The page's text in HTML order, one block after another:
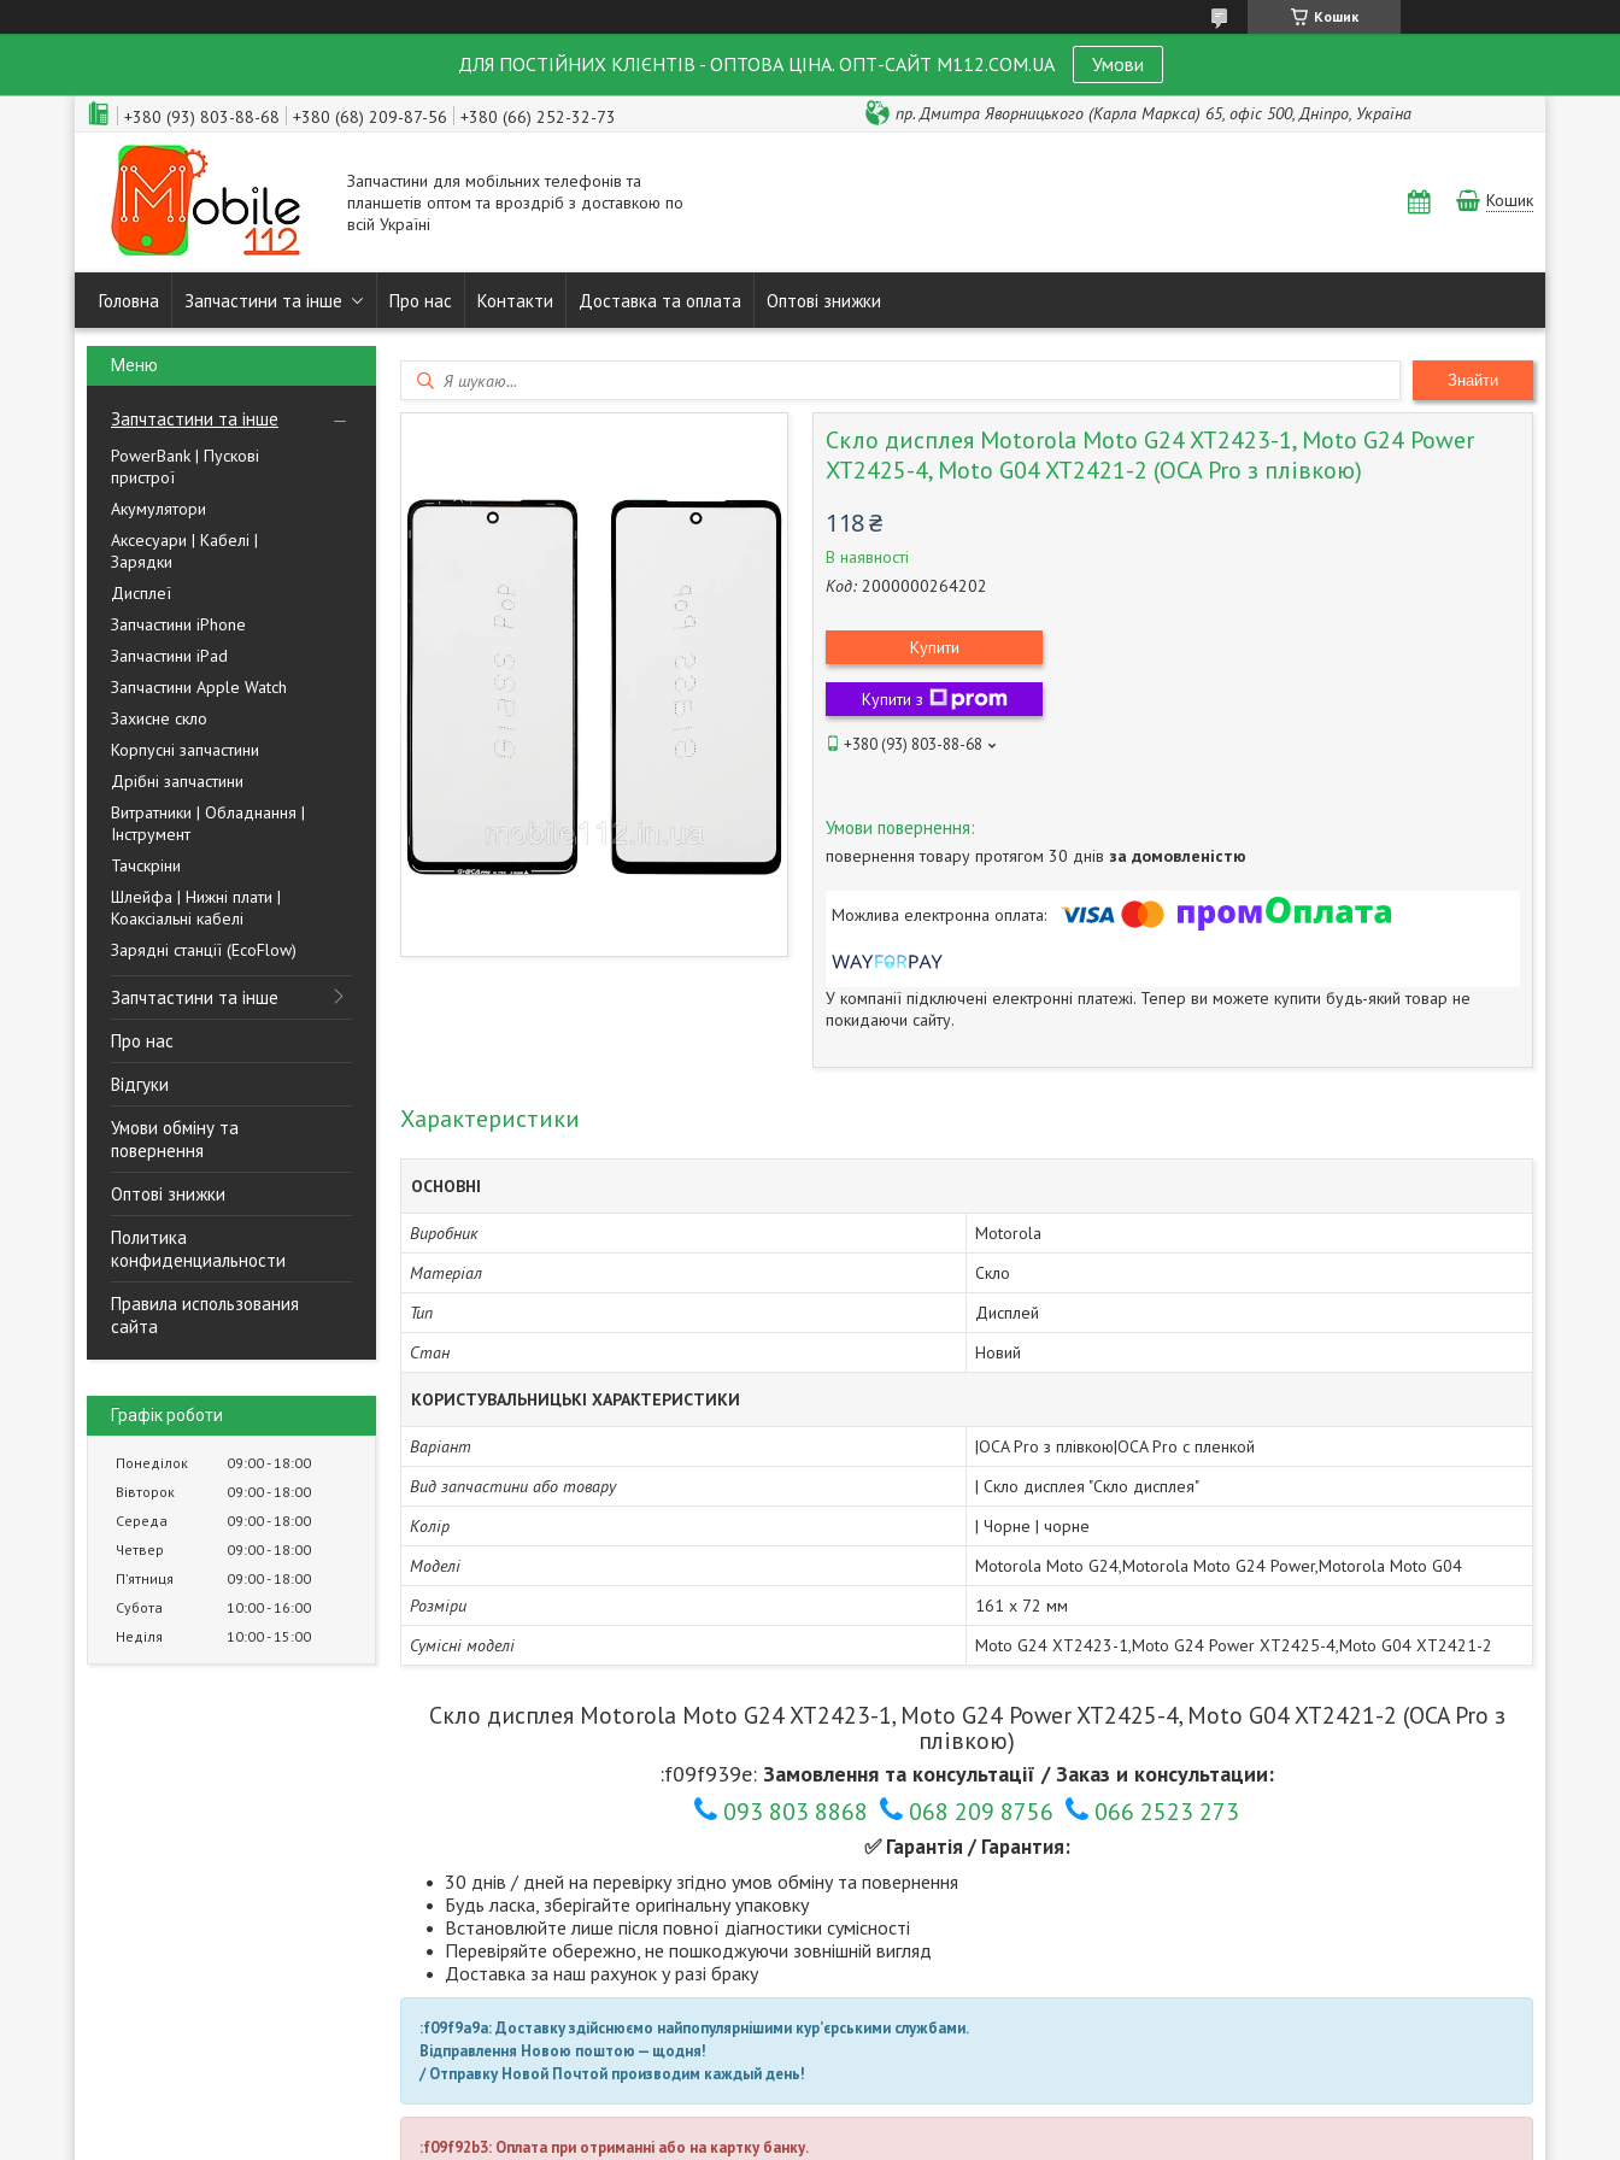
Кошик
ДЛЯ ПОСТІЙНИХ КЛІЄНТІВ - ОПТОВА ЦІНА. ОПТ-САЙТ M112.COM.UA Умови
+380 (93) 803-88-68 +380 (68) 209-87-56 +380 (66) 252-32-73 пр. Дмитра Яворницького (Карла Маркса) 65, офіс 500, Дніпро, Україна
Запчастини для мобільних телефонів та
планшетів оптом та вроздріб з доставкою по
всій Україні
Кошик
Головна Запчастини та інше Про нас Контакти Доставка та оплата Оптові знижки
Запчтастини та інше
PowerBank | Пускові
пристрої
Акумулятори
Аксесуари | Кабелі |
Зарядки
Дисплеї
Запчастини iPhone
Запчастини iPad
Запчастини Apple Watch
Захисне скло
Корпусні запчастини
Дрібні запчастини
Витратники | Обладнання |
Інструмент
Тачскріни
Шлейфа | Нижні плати |
Коаксіальні кабелі
Зарядні станції (EcoFlow)
Запчтастини та інше
Про нас
Відгуки
Умови обміну та
повернення
Оптові знижки
Политика
конфиденциальности
Правила использования
сайта
Графік роботи
Понеділок 09:00 18:00
Вівторок
09:00 18:00
Середа
09:00 18:00
Четвер
09:00 18:00
Пʼятниця
09:00 18:00
Субота
10:00 16:00
Неділя
10:00 15:00
Знайти
Скло дисплея Motorola Moto G24 XT2423-1, Moto G24 Power
XT2425-4, Moto G04 XT2421-2 (OCA Pro з плівкою)
118 ₴
В наявності
Код: 2000000264202
Купити
Купити з
+380 (93) 803-88-68
повернення товару протягом 30 днів за домовленістю
У компанії підключені електронні платежі. Тепер ви можете купити будь-який товар не
покидаючи сайту.
Характеристики
ОСНОВНІ
Виробник
Motorola
Матеріал
Скло
Тип
Дисплей
Стан
Новий
КОРИСТУВАЛЬНИЦЬКІ ХАРАКТЕРИСТИКИ
Варіант
|OCA Pro з плівкою|OCA Pro с пленкой
Вид запчастини або товару
| Скло дисплея "Скло дисплея"
Колір
| Чорне | чорне
Моделі
Motorola Moto G24,Motorola Moto G24 Power,Motorola Moto G04
Розміри
161 x 72 мм
Сумісні моделі
Moto G24 XT2423-1,Moto G24 Power XT2425-4,Moto G04 XT2421-2
Скло дисплея Motorola Moto G24 XT2423-1, Moto G24 Power XT2425-4, Moto G04 XT2421-2 (OCA Pro з
плівкою)
:f09f939e: Замовлення та консультації / Заказ и консультации:
093 803 8868 068 209 8756 066 2523 273
✅ Гарантія / Гарантия:
30 днів / дней на перевірку згідно умов обміну та повернення
Будь ласка, зберігайте оригінальну упаковку
Встановлюйте лише після повної діагностики сумісності
Перевіряйте обережно, не пошкоджуючи зовнішній вигляд
Доставка за наш рахунок у разі браку
:f09f9a9a: Доставку здійснюємо найпопулярнішими кур’єрськими службами.
Відправлення Новою поштою — щодня!
/ Отправку Новой Почтой производим каждый день!
:f09f92b3: Оплата при отриманні або на картку банку.